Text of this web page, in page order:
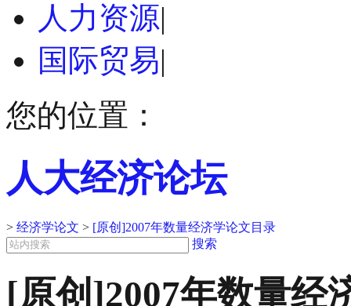
人力资源|
国际贸易|
您的位置：
人大经济论坛
> 经济学论文 > [原创]2007年数量经济学论文目录
搜索
[原创]2007年数量经